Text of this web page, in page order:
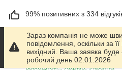
99% позитивних з 334
Працює з 01.06.2014
м. Харків
График работы 10.00-17.00.
выходной!, Харків, Україна
Зараз компанія не може
повідомлення, оскільки за
вихідний. Ваша заявка
робочий день 02.01.2026